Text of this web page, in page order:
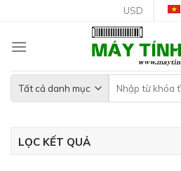
content
USD
LỌC KẾT QUẢ